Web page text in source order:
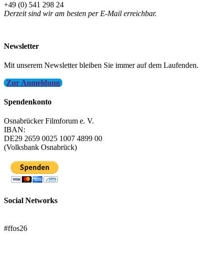
+49 (0) 541 298 24
Derzeit sind wir am besten per E-Mail erreichbar.
Newsletter
Mit unserem Newsletter bleiben Sie immer auf dem Laufenden.
Zur Anmeldung
Spendenkonto
Osnabrücker Filmforum e. V.
IBAN:
DE29 2659 0025 1007 4899 00
(Volksbank Osnabrück)
Social Networks
#ffos26